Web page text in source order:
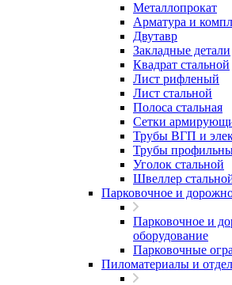
Металлопрокат
Арматура и
Двутавр
Закладные детали
Квадрат стальной
Лист рифленый
Лист стальной
Полоса стальная
Сетки
Трубы ВГП и
Трубы
Уголок стальной
Швеллер
Парковочное и
Парковочное и
оборудование
Парковочные
Пиломатериалы и